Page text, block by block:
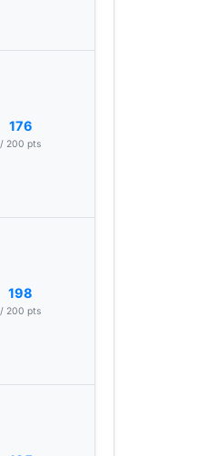
176
/ 200 pts
198
/ 200 pts